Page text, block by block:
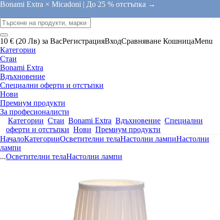
Bonami Extra × Micadoni | До 25 % отстъпка →
10 € (20 Лв) за ВасРегистрацияВходСравняване КошницаMenu
Категории
Стаи
Bonami Extra
Вдъхновение
Специални оферти и отстъпки
Нови
Премиум продукти
За професионалисти
Категории Стаи Bonami Extra Вдъхновение Специални
оферти и отстъпки Нови Премиум продукти
НачалоКатегорииОсветителни телаНастолни лампиНастолни
лампи
...Осветителни телаНастолни лампи